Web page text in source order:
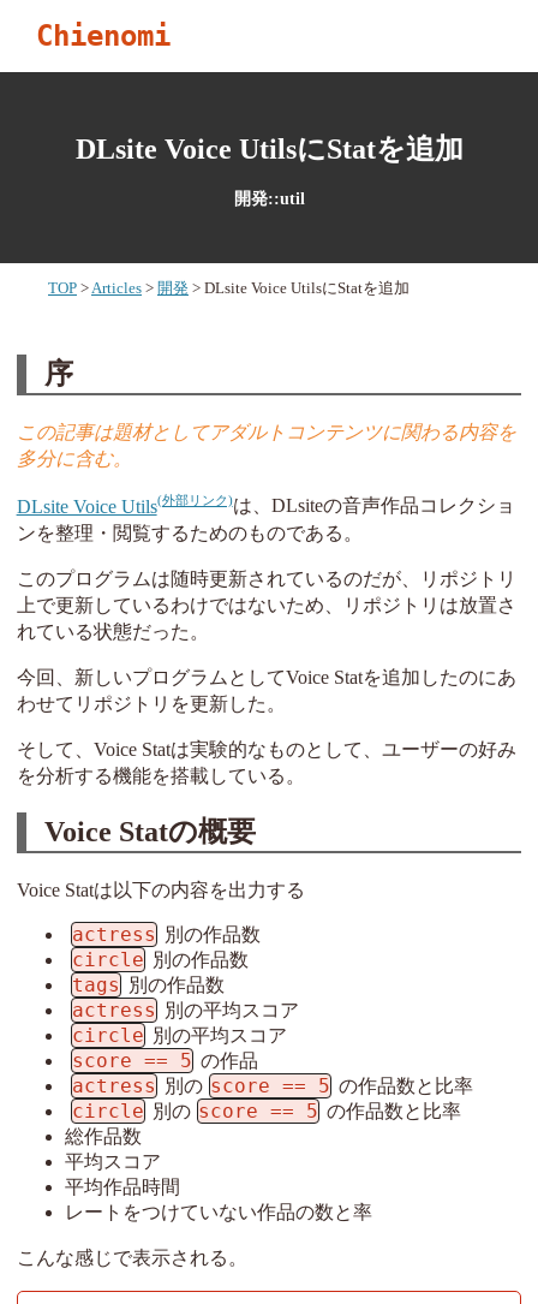
Chienomi
DLsite Voice UtilsにStatを追加
開発::util
TOP Articles 開発 DLsite Voice UtilsにStatを追加
序
この記事は題材としてアダルトコンテンツに関わる内容を
多分に含む。
DLsite Voice Utils
は、DLsiteの音声作品コレクショ
ンを整理・閲覧するためのものである。
このプログラムは随時更新されているのだが、リポジトリ
上で更新しているわけではないため、リポジトリは放置さ
れている状態だった。
今回、新しいプログラムとしてVoice Statを追加したのにあ
わせてリポジトリを更新した。
そして、Voice Statは実験的なものとして、ユーザーの好み
を分析する機能を搭載している。
Voice Statの概要
Voice Statは以下の内容を出力する
actress 別の作品数
circle 別の作品数
tags 別の作品数
actress 別の平均スコア
circle 別の平均スコア
score == 5 の作品
actress 別の score == 5 の作品数と比率
circle 別の score == 5 の作品数と比率
総作品数
平均スコア
平均作品時間
レートをつけていない作品の数と率
こんな感じで表示される。